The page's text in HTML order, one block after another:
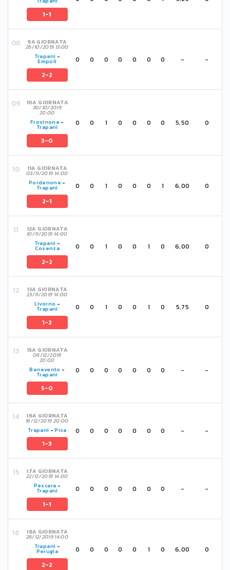
1-1
9A GIORNATA
26/10/2019 13:00
Trapani -
Empoli
2-2
0 0 0 0 0 0 0 - -
10A GIORNATA
30/10/2019
20:00
Frosinone -
Trapani
3-0
0 0 1 0 0 0 0 5,50 0
11A GIORNATA
03/11/2019 14:00
Pordenone -
Trapani
2-1
0 0 1 0 0 0 1 6,00 0
12A GIORNATA
10/11/2019 14:00
Trapani -
Cosenza
2-2
0 0 1 0 0 1 0 6,00 0
13A GIORNATA
23/11/2019 14:00
Livorno -
Trapani
1-2
0 0 1 0 0 1 0 5,75 0
15A GIORNATA
06/12/2019
20:00
Benevento -
Trapani
5-0
0 0 0 0 0 0 0 - -
16A GIORNATA
16/12/2019 20:00
Trapani -Pisa
1-3
0 0 0 0 0 0 0 - -
17A GIORNATA
22/12/2019 14:00
Pescara -
Trapani
1-1
0 0 0 0 0 0 0 - -
18A GIORNATA
26/12/2019 14:00
Trapani -
Perugia
2-2
0 0 0 0 0 1 0 6,00 0